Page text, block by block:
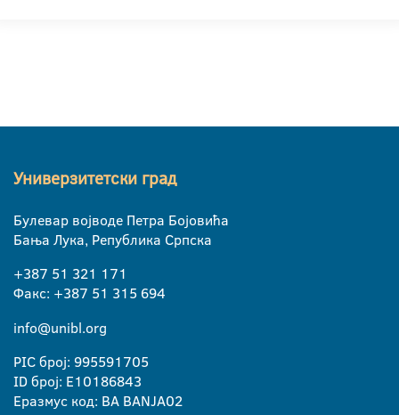
Универзитетски град
Булевар војводе Петра Бојовића
Бања Лука, Република Српска
+387 51 321 171
Факс: +387 51 315 694
info@unibl.org
PIC број: 995591705
ID број: E10186843
Еразмус код: BA BANJA02